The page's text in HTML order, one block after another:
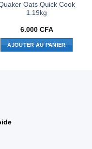
Oats Quick Cook
1.19kg
6.000 CFA
AJOUTER AU PANIER